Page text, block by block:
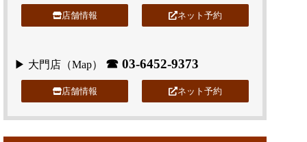
店舗情報 ネット予約
▶ 大門店（Map） ☎ 03-6452-9373
店舗情報 ネット予約